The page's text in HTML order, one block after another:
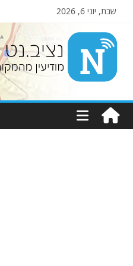
שבת, יוני 6, 2026
Nziv.net
מודיעין
מהמקורות